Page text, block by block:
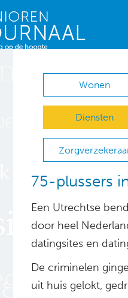
Wonen
Diensten
75-plussers
Een Utrechtse
door heel
datingsites en
De criminelen
uit huis gelokt,